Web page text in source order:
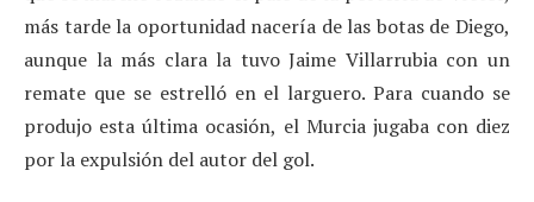
más tarde la oportunidad nacería de las botas de Diego,
aunque la más clara la tuvo Jaime Villarrubia con un
remate que se estrelló en el larguero. Para cuando se
produjo esta última ocasión, el Murcia jugaba con diez
por la expulsión del autor del gol.